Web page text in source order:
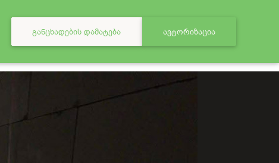
ᲒᲐᲜᲪᲮᲐᲓᲔᲑᲘᲡ ᲓᲐᲛᲐᲢᲔᲑᲐ ᲐᲕᲢᲝᲠᲘᲖᲐᲪᲘᲐ